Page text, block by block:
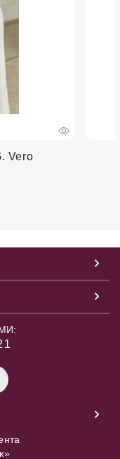
Vero